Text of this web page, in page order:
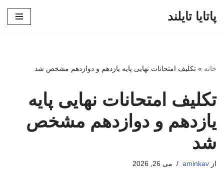
پاتایا تایلند
خانه » تکلیف امتحانات نهایی پایه یازدهم و دوازدهم مشخص شد
تکلیف امتحانات نهایی پایه
یازدهم و دوازدهم مشخص
شد
از aminkav می 26, 2026